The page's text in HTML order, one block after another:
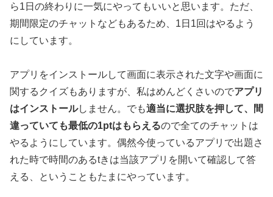
ら1日の終わりに一気にやってもいいと思います。ただ、
期間限定のチャットなどもあるため、1日1回はやるよう
にしています。
アプリをインストールして画面に表示された文字や画面に
関するクイズもありますが、私はめんどくさいのでアプリ
はインストールしません。でも適当に選択肢を押して、間
違っていても最低の1ptはもらえるので全てのチャットは
やるようにしています。偶然今使っているアプリで出題さ
れた時で時間のあるtきは当該アプリを開いて確認して答
える、ということもたまにやっています。